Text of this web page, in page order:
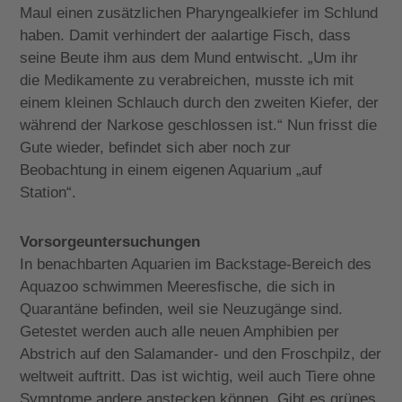
Maul einen zusätzlichen Pharyngealkiefer im Schlund
haben. Damit verhindert der aalartige Fisch, dass
seine Beute ihm aus dem Mund entwischt. „Um ihr
die Medikamente zu verabreichen, musste ich mit
einem kleinen Schlauch durch den zweiten Kiefer, der
während der Narkose geschlossen ist.“ Nun frisst die
Gute wieder, befindet sich aber noch zur
Beobachtung in einem eigenen Aquarium „auf
Station“.
Vorsorgeuntersuchungen
In benachbarten Aquarien im Backstage-Bereich des
Aquazoo schwimmen Meeresfische, die sich in
Quarantäne befinden, weil sie Neuzugänge sind.
Getestet werden auch alle neuen Amphibien per
Abstrich auf den Salamander- und den Froschpilz, der
weltweit auftritt. Das ist wichtig, weil auch Tiere ohne